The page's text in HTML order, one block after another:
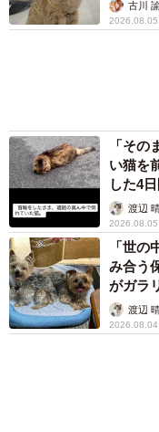
感じはしなかったので
簡単な健康診断を済
もらうために3週間後
Bさんから連絡が入り
ら、乳首が大きいよ
れは妊娠しています
ぐに「子猫まで飼え
希望を伝えられました
山岡
「こ
に感動
だって
行橋 友